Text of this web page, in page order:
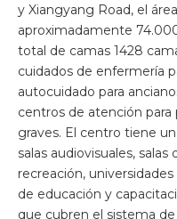
y Xiangyang Road, el
aproximadamente
total de camas 1428
cuidados de enfermería
autocuidado para
centros de atención para
graves. El centro tiene
salas audiovisuales, salas
recreación,
de educación y
que cubren el sistema